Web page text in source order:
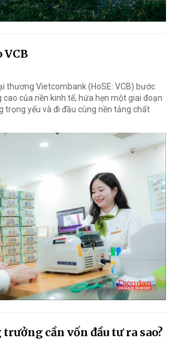
VCB
thương Vietcombank (HoSE: VCB) bước
của nền kinh tế, hứa hẹn một giai đoạn
trọng yếu và đi đầu cùng nền tảng chất
cần vốn đầu tư ra sao?